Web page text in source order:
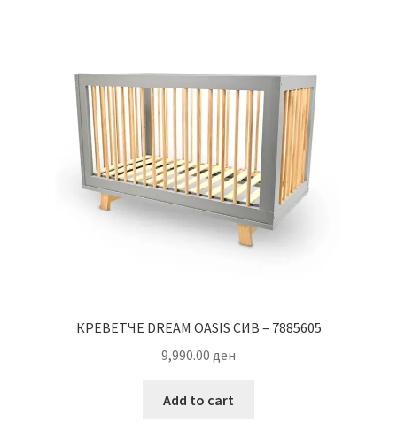
КРЕВЕТЧЕ DREAM OASIS СИВ – 7885605
9,990.00 ден
Add to cart